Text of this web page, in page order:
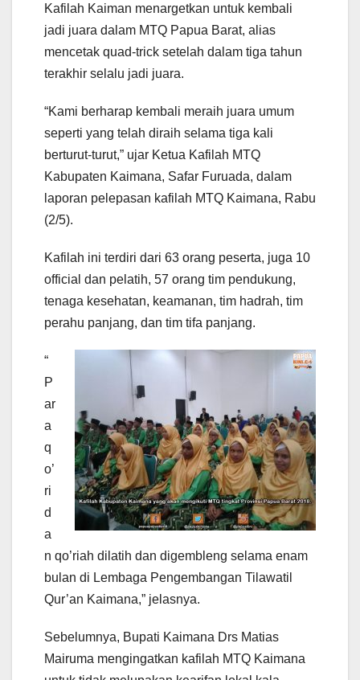
Kafilah Kaiman menargetkan untuk kembali
jadi juara dalam MTQ Papua Barat, alias
mencetak quad-trick setelah dalam tiga tahun
terakhir selalu jadi juara.
“Kami berharap kembali meraih juara umum
seperti yang telah diraih selama tiga kali
berturut-turut,” ujar Ketua Kafilah MTQ
Kabupaten Kaimana, Safar Furuada, dalam
laporan pelepasan kafilah MTQ Kaimana, Rabu
(2/5).
Kafilah ini terdiri dari 63 orang peserta, juga 10
official dan pelatih, 57 orang tim pendukung,
tenaga kesehatan, keamanan, tim hadrah, tim
perahu panjang, dan tim tifa panjang.
“
P
ar
a
q
o’
ri
d
a
n qo’riah dilatih dan digembleng selama enam
bulan di Lembaga Pengembangan Tilawatil
Qur’an Kaimana,” jelasnya.
Sebelumnya, Bupati Kaimana Drs Matias
Mairuma mengingatkan kafilah MTQ Kaimana